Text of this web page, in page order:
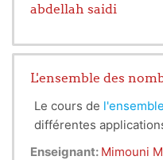
abdellah saidi
L'ensemble des
Le cours de
différentes
Enseignant: Mimouni